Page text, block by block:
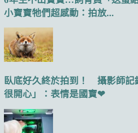
小寶寶牠們超感動：拍放...
臥底好久終於拍到！ 攝影師記
很開心」：表情是國寶❤